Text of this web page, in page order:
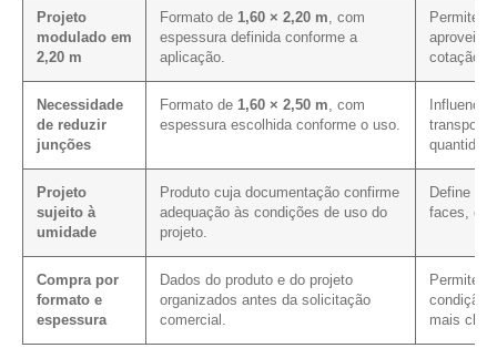
Projeto
modulado em
2,20 m
Formato de 1,60 × 2,20 m , com
espessura definida conforme a
aplicação.
Permite
cotação.
Necessidade
de reduzir
junções
Formato de 1,60 × 2,50 m , com
espessura escolhida conforme o uso.
Projeto
sujeito à
umidade
Produto cuja documentação confirme
adequação às condições de uso do
projeto.
Define os
faces,
Compra por
formato e
espessura
Dados do produto e do projeto
organizados antes da solicitação
comercial.
Permite
condição
mais